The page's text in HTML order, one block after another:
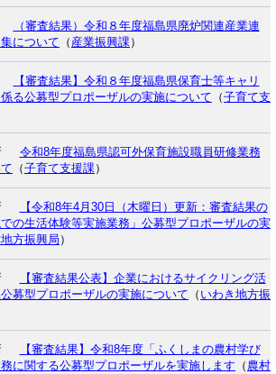
（審査結果）令和８年度福島県廃炉関連産業連
について （ 産業振興課）
【審査結果】令和８年度福島県保育士等キャリ
る公募型プロポーザルの実施について （子育て支
令和8年度福島県認可外保育施設職員研修業務
（子育て支援課）
【令和8年4月30日（木曜日）更新：審査結果の
の生活体験等実施業務」公募型プロポーザルの実
方振興局 ）
【審査結果公表】企業におけるサイクリング活
募型プロポーザルの実施について （ いわき地方振
【審査結果】令和8年度「ふくしまの農村学び
に関する公募型プロポーザルを実施します （ 農村